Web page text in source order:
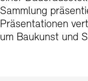
Tickets und Preise
Kunstsektionen
Preise, Stipendien
Büro der
Ausstellungen &
Projekte
Sammlung
Präsentationen
um Baukunst und